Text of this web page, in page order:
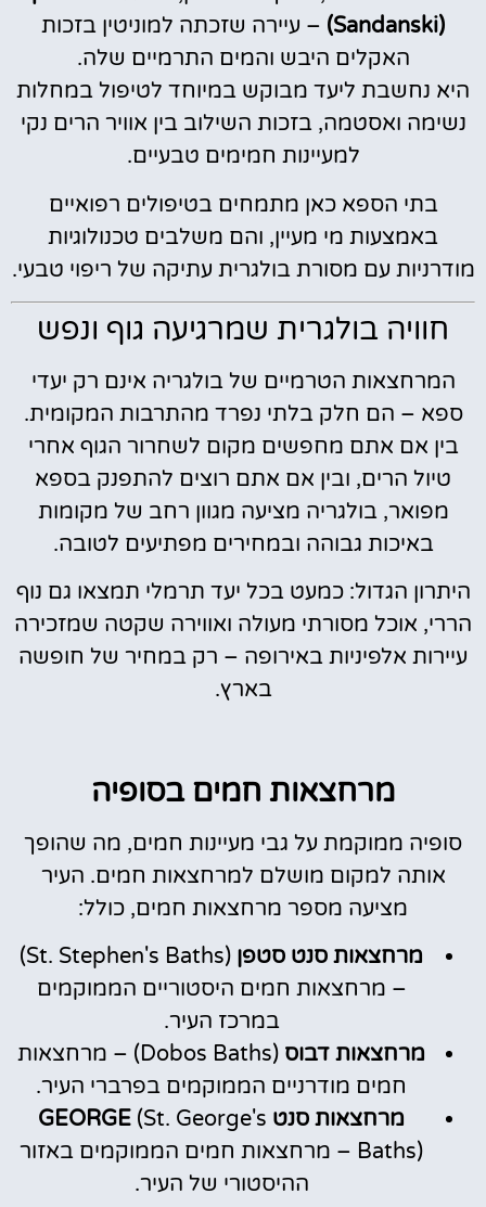
(Sandanski)
– עיירה שזכתה למוניטין בזכות
האקלים היבש והמים התרמיים שלה.
היא נחשבת ליעד מבוקש במיוחד לטיפול במחלות
נשימה ואסטמה, בזכות השילוב בין אוויר הרים נקי
למעיינות חמימים טבעיים.
בתי הספא כאן מתמחים בטיפולים רפואיים
באמצעות מי מעיין, והם משלבים טכנולוגיות
מודרניות עם מסורת בולגרית עתיקה של ריפוי טבעי.
חוויה בולגרית שמרגיעה גוף ונפש
המרחצאות הטרמיים של בולגריה אינם רק יעדי
ספא – הם חלק בלתי נפרד מהתרבות המקומית.
בין אם אתם מחפשים מקום לשחרור הגוף אחרי
טיול הרים, ובין אם אתם רוצים להתפנק בספא
מפואר, בולגריה מציעה מגוון רחב של מקומות
באיכות גבוהה ובמחירים מפתיעים לטובה.
היתרון הגדול: כמעט בכל יעד תרמלי תמצאו גם נוף
הררי, אוכל מסורתי מעולה ואווירה שקטה שמזכירה
עיירות אלפיניות באירופה – רק במחיר של חופשה
בארץ.
מרחצאות חמים בסופיה
סופיה ממוקמת על גבי מעיינות חמים, מה שהופך
אותה למקום מושלם למרחצאות חמים. העיר
מציעה מספר מרחצאות חמים, כולל:
מרחצאות סנט סטפן
(St. Stephen's Baths)
– מרחצאות חמים היסטוריים הממוקמים
במרכז העיר.
מרחצאות דבוס
(Dobos Baths) – מרחצאות
חמים מודרניים הממוקמים בפרברי העיר.
מרחצאות סנט GEORGE (St. George's
Baths) – מרחצאות חמים הממוקמים באזור
ההיסטורי של העיר.